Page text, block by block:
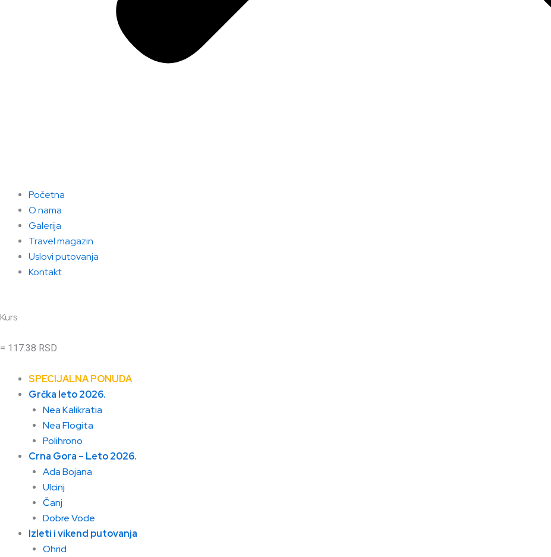
Početna
O nama
Galerija
Travel magazin
Uslovi putovanja
Kontakt
Kurs
= 117.38 RSD
SPECIJALNA PONUDA
Grčka leto 2026.
Nea Kalikratia
Nea Flogita
Polihrono
Crna Gora – Leto 2026.
Ada Bojana
Ulcinj
Čanj
Dobre Vode
Izleti i vikend putovanja
Ohrid